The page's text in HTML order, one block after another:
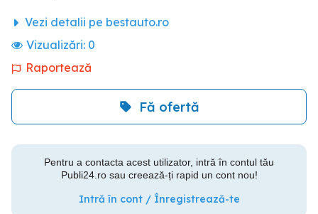
Vezi detalii pe bestauto.ro
Vizualizări: 0
Raportează
Fă ofertă
Pentru a contacta acest utilizator, intră în contul tău
Publi24.ro sau creează-ți rapid un cont nou!
Intră în cont / Înregistrează-te